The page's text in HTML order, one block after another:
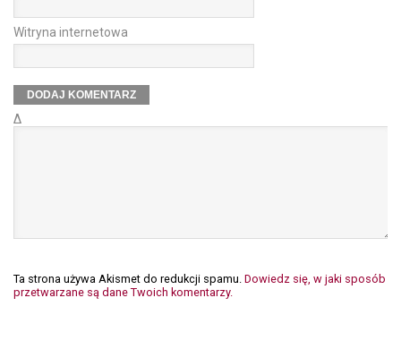
Witryna internetowa
Δ
Ta strona używa Akismet do redukcji spamu. Dowiedz się, w jaki sposób
przetwarzane są dane Twoich komentarzy.